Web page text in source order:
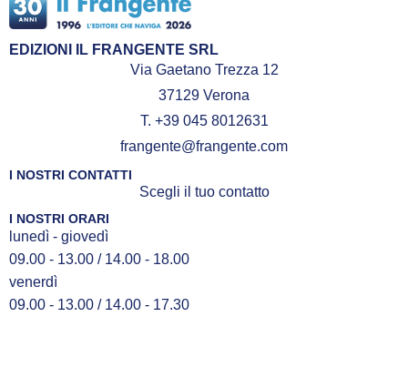
EDIZIONI IL FRANGENTE SRL
Via Gaetano Trezza 12
37129 Verona
T. +39 045 8012631
frangente@frangente.com
I NOSTRI CONTATTI
Scegli il tuo contatto
I NOSTRI ORARI
lunedì - giovedì
09.00 - 13.00 / 14.00 - 18.00
venerdì
09.00 - 13.00 / 14.00 - 17.30